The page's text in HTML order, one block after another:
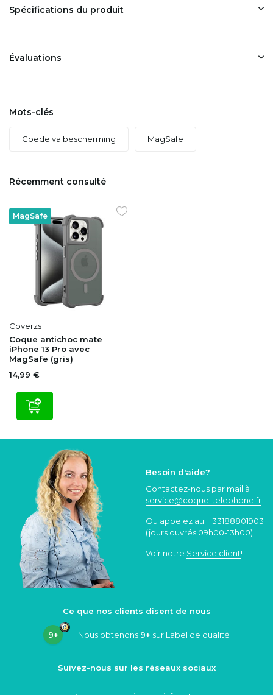
Spécifications du produit
Évaluations
Mots-clés
Goede valbescherming MagSafe
Récemment consulté
MagSafe
Coverzs
Coque antichoc mate
iPhone 13 Pro avec
MagSafe (gris)
14,99 €
Besoin d'aide?
Contactez-nous par mail à
service@coque-telephone.fr
Ou appelez au: +33188801903
(jours ouvrés 09h00-13h00)
Voir notre Service client!
Ce que nos clients disent de nous
9+ Nous obtenons 9+ sur Label de qualité
Suivez-nous sur les réseaux sociaux